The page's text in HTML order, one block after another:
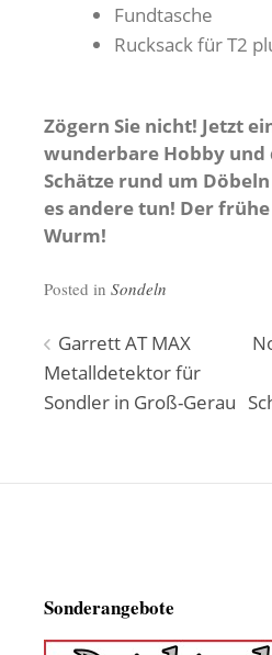
Fundtasche
Rucksack für T2
Zögern Sie nicht! Jetzt
wunderbare Hobby und
Schätze rund um
es andere tun! Der
Wurm!
Posted in Sondeln
Garrett AT MAX
Metalldetektor für
Sondler in Groß-Gerau
Sonderangebote